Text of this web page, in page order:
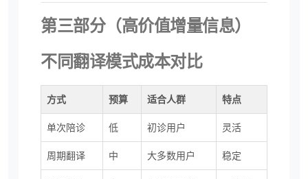
第三部分（高价值增量信息）
不同翻译模式成本对比
方式 预算 适合人群 特点
单次陪诊 低 初诊用户 灵活
周期翻译 中 大多数用户 稳定